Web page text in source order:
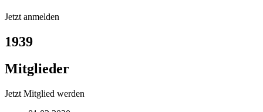
Jetzt anmelden
1939
Mitglieder
Jetzt Mitglied werden